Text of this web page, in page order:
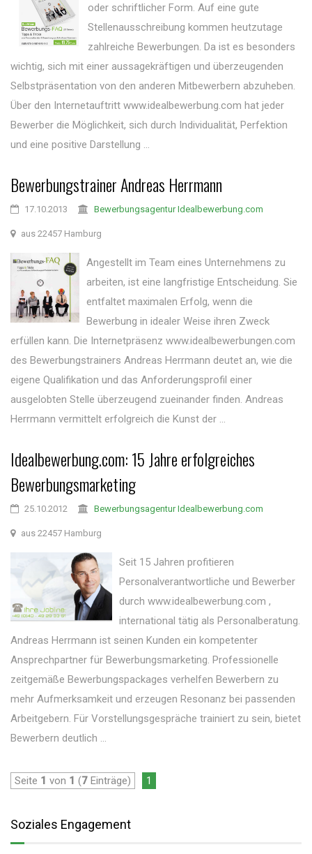
oder schriftlicher Form. Auf eine gute
Stellenausschreibung kommen heutzutage
zahlreiche Bewerbungen. Da ist es besonders
wichtig, sich mit einer aussagekräftigen und überzeugenden
Selbstpräsentation von den anderen Mitbewerbern abzuheben.
Über den Internetauftritt www.idealbewerbung.com hat jeder
Bewerber die Möglichkeit, sich durch Individualität, Perfektion
und eine positive Darstellung ...
Bewerbungstrainer Andreas Herrmann
17.10.2013 Bewerbungsagentur Idealbewerbung.com
aus 22457 Hamburg
Angestellt im Team eines Unternehmens zu
arbeiten, ist eine langfristige Entscheidung. Sie
entfaltet maximalen Erfolg, wenn die
Bewerbung in idealer Weise ihren Zweck
erfüllen kann. Die Internetpräsenz www.idealbewerbungen.com
des Bewerbungstrainers Andreas Herrmann deutet an, wie die
eigene Qualifikation und das Anforderungsprofil einer
ausgelobten Stelle überzeugend zueinander finden. Andreas
Herrmann vermittelt erfolgreich die Kunst der ...
Idealbewerbung.com: 15 Jahre erfolgreiches
Bewerbungsmarketing
25.10.2012 Bewerbungsagentur Idealbewerbung.com
aus 22457 Hamburg
Seit 15 Jahren profitieren
Personalverantwortliche und Bewerber
durch www.idealbewerbung.com ,
international tätig als Personalberatung.
Andreas Herrmann ist seinen Kunden ein kompetenter
Ansprechpartner für Bewerbungsmarketing. Professionelle
zeitgemäße Bewerbungspackages verhelfen Bewerbern zu
mehr Aufmerksamkeit und erzeugen Resonanz bei passenden
Arbeitgebern. Für Vorstellungsgespräche trainiert zu sein, bietet
Bewerbern deutlich ...
Seite 1 von 1 (7 Einträge) 1
Soziales Engagement